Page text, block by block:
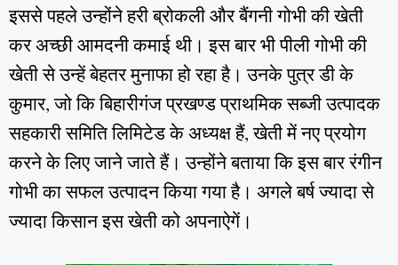
इससे पहले उन्होंने हरी ब्रोकली और बैंगनी गोभी की खेती
कर अच्छी आमदनी कमाई थी। इस बार भी पीली गोभी की
खेती से उन्हें बेहतर मुनाफा हो रहा है। उनके पुत्र डी के
कुमार, जो कि बिहारीगंज प्रखण्ड प्राथमिक सब्जी उत्पादक
सहकारी समिति लिमिटेड के अध्यक्ष हैं, खेती में नए प्रयोग
करने के लिए जाने जाते हैं। उन्होंने बताया कि इस बार रंगीन
गोभी का सफल उत्पादन किया गया है। अगले बर्ष ज्यादा से
ज्यादा किसान इस खेती को अपनाऐगें।